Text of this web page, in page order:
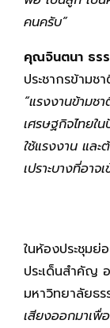
คนครับ”
คุณจินตนา ธร
ประชากรข้ามช
“แรงงานข้ามช
เศรษฐกิจไทยใ
ใช้แรงงาน แล
เปราะบางที่อาจ
ในห้องประชุมย่
ประเด็นสำคัญ
มหาวิทยาลัยธร
เสียงออกมาเพื่อ